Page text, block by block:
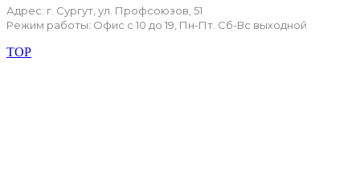
Адрес: г. Сургут, ул. Профсоюзов, 51
Режим работы: Офис с 10 до 19, Пн-Пт. Сб-Вс выходной
TOP